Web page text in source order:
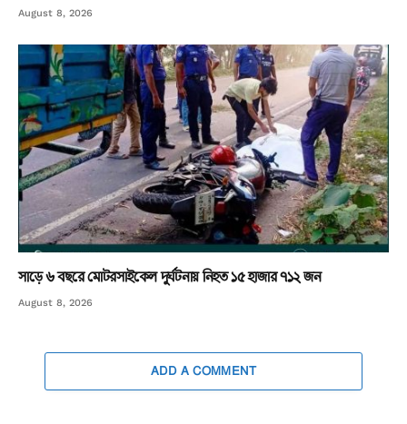
August 8, 2026
সাড়ে ৬ বছরে মোটরসাইকেল দুর্ঘটনায় নিহত ১৫ হাজার ৭১২ জন
August 8, 2026
ADD A COMMENT